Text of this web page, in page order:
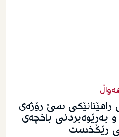
سێ رۆژه‌ی
به‌ڕێوه‌بردنى باخچه‌ى
رێکخست